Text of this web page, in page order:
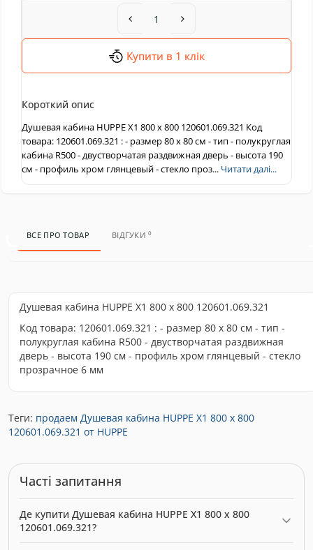
Купити в 1 клік
Короткий опис
Душевая кабина HUPPE X1 800 х 800 120601.069.321 Код
товара: 120601.069.321 : - размер 80 х 80 см - тип - полукруглая
кабина R500 - двустворчатая раздвижная дверь - высота 190
см - профиль хром глянцевый - стекло проз... Читати далі...
ВСЕ ПРО ТОВАР ВІДГУКИ0
Душевая кабина HUPPE X1 800 х 800 120601.069.321
Код товара: 120601.069.321 : - размер 80 х 80 см - тип -
полукруглая кабина R500 - двустворчатая раздвижная
дверь - высота 190 см - профиль хром глянцевый - стекло
прозрачное 6 мм
Теги: продаем Душевая кабина HUPPE X1 800 х 800
120601.069.321 от HUPPE
Часті запитання
Де купити Душевая кабина HUPPE X1 800 х 800
120601.069.321?